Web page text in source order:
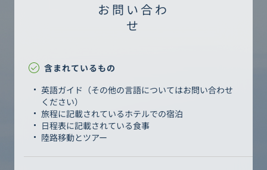
お問い合わ
せ
含まれているもの
英語ガイド（その他の言語についてはお問い合わせ
ください）
旅程に記載されているホテルでの宿泊
日程表に記載されている食事
陸路移動とツアー